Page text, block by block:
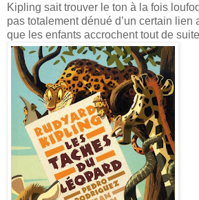
Kipling sait trouver le ton à la fois
pas totalement dénué d’un certain lien
que les enfants accrochent tout de